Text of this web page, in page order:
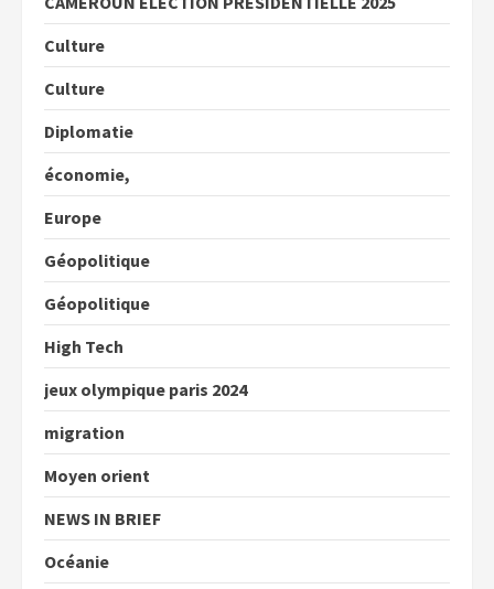
Culture
Culture
Diplomatie
économie,
Europe
Géopolitique
Géopolitique
High Tech
jeux olympique paris 2024
migration
Moyen orient
NEWS IN BRIEF
Océanie